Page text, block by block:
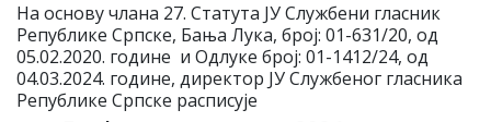
На основу члана 27. Статута ЈУ Службени гласник
Републике Српске, Бања Лука, број: 01-631/20, од
05.02.2020. године и Одлуке број: 01-1412/24, од
04.03.2024. године, директор ЈУ Службеног гласника
Републике Српске расписује